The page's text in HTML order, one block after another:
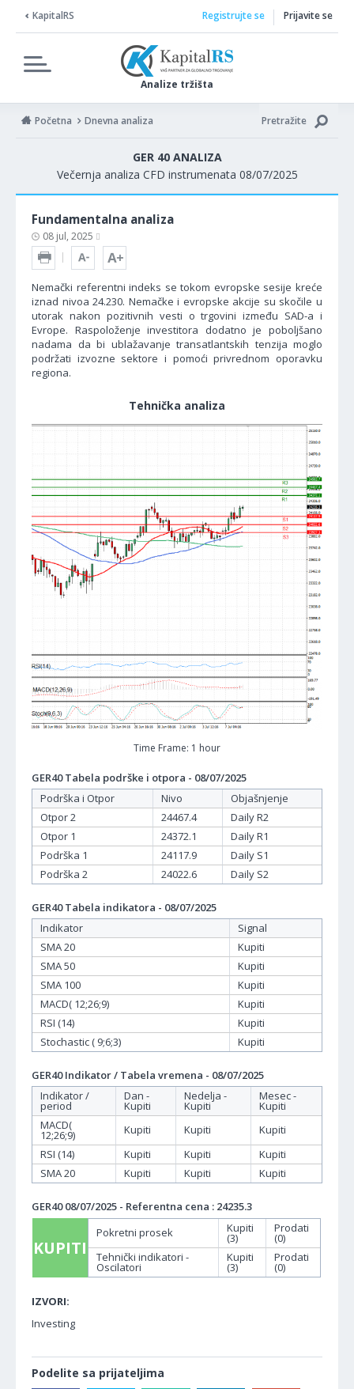
KapitalRS
Analize tržišta
Registrujte se Prijavite se
Početna Dnevna analiza Pretražite
GER 40 ANALIZA
Večernja analiza CFD instrumenata 08/07/2025
Fundamentalna analiza
08 jul, 2025
Nemački referentni indeks se tokom evropske sesije kreće
iznad nivoa 24.230. Nemačke i evropske akcije su skočile u
utorak nakon pozitivnih vesti o trgovini između SAD-a i
Evrope. Raspoloženje investitora dodatno je poboljšano
nadama da bi ublažavanje transatlantskih tenzija moglo
podržati izvozne sektore i pomoći privrednom oporavku
regiona.
Tehnička analiza
Time Frame: 1 hour
GER40 Tabela podrške i otpora - 08/07/2025
Podrška i Otpor
Nivo
Objašnjenje
Otpor 2
24467.4
Daily R2
Otpor 1
24372.1
Daily R1
Podrška 1
24117.9
Daily S1
Podrška 2
24022.6 Daily S2
GER40 Tabela indikatora - 08/07/2025
Indikator
Signal
SMA 20
Kupiti
SMA 50
Kupiti
SMA 100
Kupiti
MACD( 12;26;9)
Kupiti
RSI (14)
Kupiti
Stochastic ( 9;6;3)
Kupiti
GER40 Indikator / Tabela vremena - 08/07/2025
Indikator /
period
Dan -
Kupiti
Nedelja -
Kupiti
Mesec -
Kupiti
MACD(
12;26;9) Kupiti Kupiti
Kupiti
RSI (14)
Kupiti Kupiti
Kupiti
SMA 20
Kupiti Kupiti Kupiti
GER40 08/07/2025 - Referentna cena : 24235.3
KUPITI
Pokretni prosek Kupiti
(3)
Prodati
(0)
Tehnički indikatori -
Oscilatori
Kupiti
(3)
Prodati
(0)
IZVORI:
Investing
Podelite sa prijateljima